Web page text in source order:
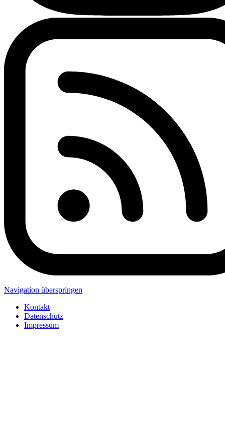
Navigation überspringen
Kontakt
Datenschutz
Impressum